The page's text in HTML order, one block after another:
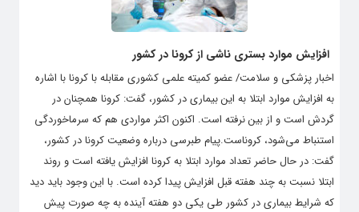
افزایش موارد بستری ناشی از کرونا در کشور
اخبار پزشکی و سلامت/ عضو کمیته علمی کشوری مقابله با کرونا با اشاره
به افزایش موارد ابتلا به این بیماری در کشور، گفت: کرونا همچنان در
گردش است و از بین نرفته است. اکنون اکثر مواردی هم که سرماخوردگی
استنباط می‌شود، کروناست.پیام طبرسی درباره وضعیت کرونا در کشور،
گفت: در حال حاضر تعداد موارد ابتلا به کرونا افزایش یافته است و روند
ابتلا نسبت به چند هفته قبل افزایش پیدا کرده است. با این وجود باید دید
که شرایط بیماری در کشور طی یکی دو هفته آینده به چه صورت پیش